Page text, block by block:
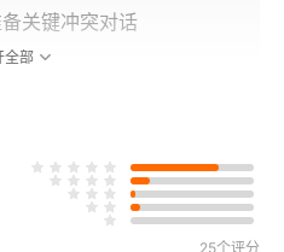
关键冲突对话
松地让对方信守承诺
对方的转移话题、愤怒咆
全部
25个评分